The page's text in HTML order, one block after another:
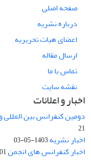
صفحه اصلی
درباره نشریه
اعضای هیات تحریریه
ارسال مقاله
تماس با ما
نقشه سایت
اخبار و اعلانات
دومین کنفرانس بین
21
اخبار نشریه1403-05-03
اخبار کنفرانس های انجمن10